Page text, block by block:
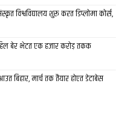
विश्वविद्यालय शुरू करत डिप्लोमा कोर्स,
बेर भेटत एक हजार करोड़ तकक
बिहार, मार्च तक तैयार होएत डेटाबेस